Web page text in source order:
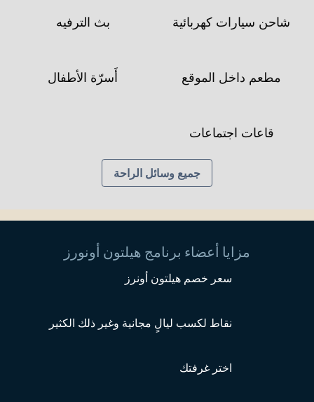
شاحن سيارات كهربائية بث الترفيه
مطعم داخل الموقع أَسرّة الأطفال
قاعات اجتماعات
جميع وسائل الراحة
مزايا أعضاء برنامج هيلتون أونورز
سعر خصم هيلتون أونرز
نقاط لكسب ليالٍ مجانية وغير ذلك الكثير
اختر غرفتك